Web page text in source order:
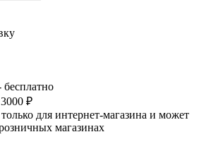
3000 ₽
для интернет-магазина и может
магазинах